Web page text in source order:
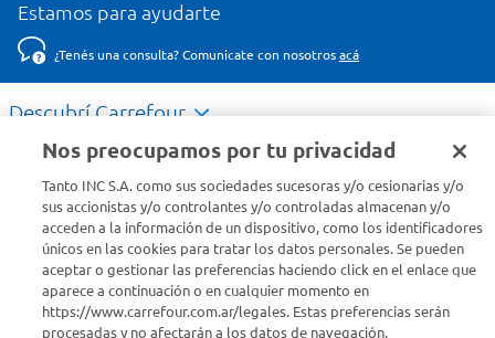
Estamos para ayudarte
¿Tenés una consulta? Comunicate con nosotros acá
Descubrí Carrefour
Info útil
Comprá Online
Nos preocupamos por tu privacidad
Tanto INC S.A. como sus sociedades sucesoras y/o cesionarias y/o
sus accionistas y/o controlantes y/o controladas almacenan y/o
acceden a la información de un dispositivo, como los identificadores
únicos en las cookies para tratar los datos personales. Se pueden
aceptar o gestionar las preferencias haciendo click en el enlace que
aparece a continuación o en cualquier momento en
https://www.carrefour.com.ar/legales. Estas preferencias serán
procesadas y no afectarán a los datos de navegación.